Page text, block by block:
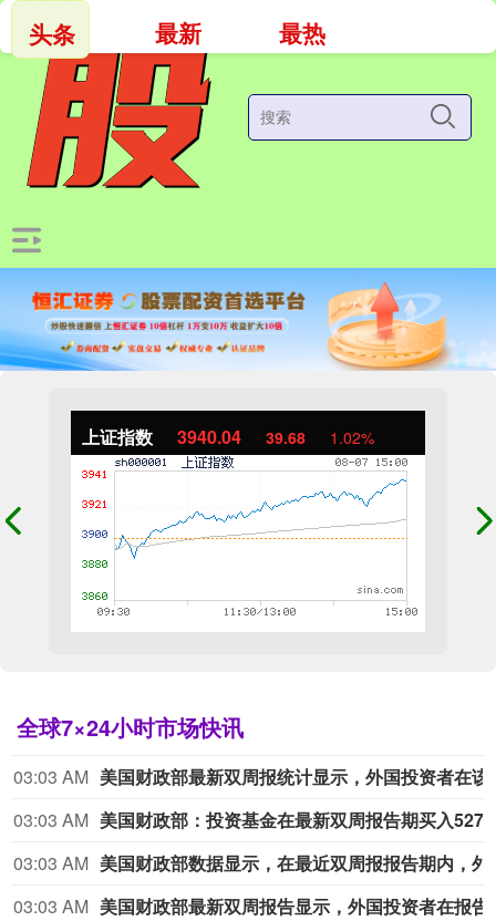
上证指数 3940.04 39.68 1.02%
全球7×24小时市场快讯
03:03 AM
03:03 AM
03:03 AM
03:03 AM
头条 最新 最热